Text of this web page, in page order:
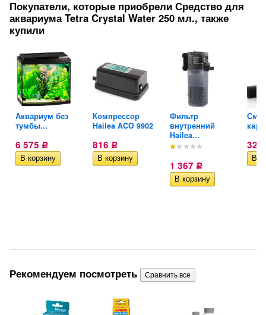
Покупатели, которые приобрели Средство для
аквариума Tetra Crystal Water 250 мл., также
купили
Аквариум без
тумбы...
6 575 Р
Компрессор
Hailea ACO 9902
816 Р
Фильтр
внутренний
Hailea...
1 367 Р
328
Рекомендуем посмотреть